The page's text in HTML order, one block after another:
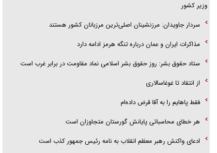
وزیر کشور
سردار جاویدان: مرزنشینان اصلی‌ترین مرزبانان کشور هستند
مذاکرات ایران و عمان درباره تنگه هرمز ادامه دارد
ستاد حقوق بشر: روز حقوق بشر اسلامی نماد مقاومت در برابر غرب است
از انتقاد تا غوغاسالاری
فقط پاهایم را به آقا قرض داده‌ام
هر خطای محاسباتی پایانش گورستان متجاوزان است
ادعای واکنش رهبر معظم انقلاب به نامه رئیس جمهور کذب است